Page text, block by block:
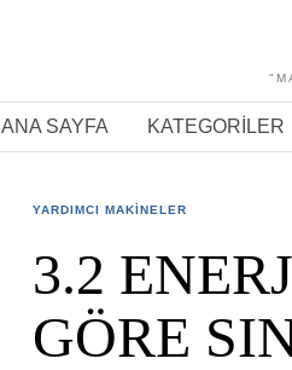
ANA SAYFA KATEGORILER
YARDIMCI MAKINELER
3.2
GÖRE